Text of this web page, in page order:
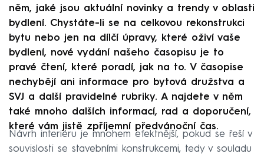
něm, jaké jsou aktuální novinky a trendy v oblasti
bydlení. Chystáte-li se na celkovou rekonstrukci
bytu nebo jen na dílčí úpravy, které oživí vaše
bydlení, nové vydání našeho časopisu je to
pravé čtení, které poradí, jak na to. V časopise
nechybějí ani informace pro bytová družstva a
SVJ a další pravidelné rubriky. A najdete v něm
také mnoho dalších informací, rad a doporučení,
které vám jistě zpříjemní předvánoční čas.
Návrh interiéru je mnohem efektnější, pokud se řeší v
souvislosti se stavebními konstrukcemi, tedy v souladu